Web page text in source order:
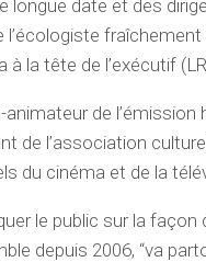
date et des
l’écologiste
la tête de l’exécutif
de l’émission
de l’association
du cinéma et de la
le public sur la
depuis 2006, “va